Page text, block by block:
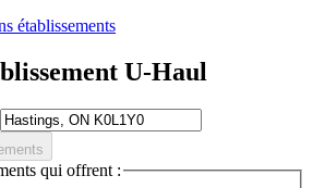
établissements
U-Haul
qui offrent :